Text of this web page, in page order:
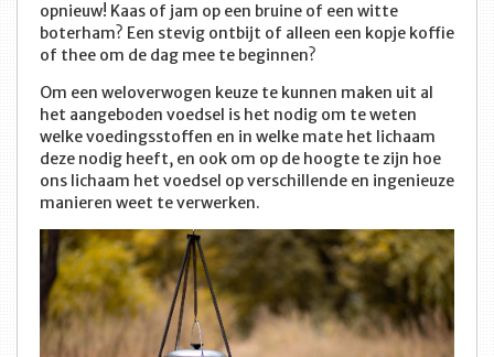
opnieuw! Kaas of jam op een bruine of een witte
boterham? Een stevig ontbijt of alleen een kopje koffie
of thee om de dag mee te beginnen?
Om een weloverwogen keuze te kunnen maken uit al
het aangeboden voedsel is het nodig om te weten
welke voedingsstoffen en in welke mate het lichaam
deze nodig heeft, en ook om op de hoogte te zijn hoe
ons lichaam het voedsel op verschillende en ingenieuze
manieren weet te verwerken.